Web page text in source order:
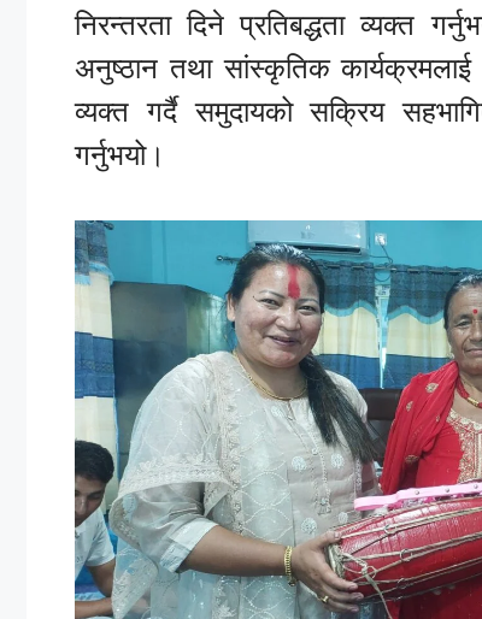
निरन्तरता दिने प्रतिबद्धता व्यक्त
अनुष्ठान तथा सांस्कृतिक
व्यक्त गर्दै समुदायको सक्रिय
गर्नुभयो।